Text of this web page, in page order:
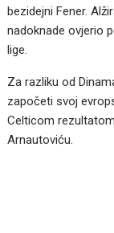
bezidejni Fener.
nadoknade ovjerio
lige.
Za razliku od
započeti svoj
Celticom
Arnautoviću.